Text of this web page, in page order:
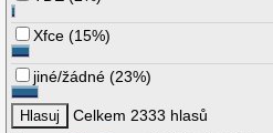
Xfce (15%)
jiné/žádné (23%)
Celkem 2333 hlasů